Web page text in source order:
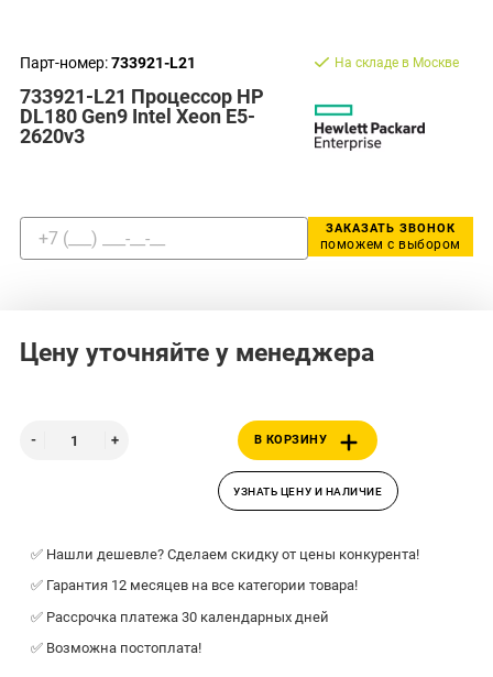
Парт-номер:733921-L21
733921-L21 Процессор HP
DL180 Gen9 Intel Xeon E5-
2620v3
На складе в Москве
ЗАКАЗАТЬ ЗВОНОК
поможем с выбором
Цену уточняйте у менеджера
В КОРЗИНУ
УЗНАТЬ ЦЕНУ И НАЛИЧИЕ
✅ Нашли дешевле? Сделаем скидку от цены конкурента!
✅ Гарантия 12 месяцев на все категории товара!
✅ Рассрочка платежа 30 календарных дней
✅ Возможна постоплата!